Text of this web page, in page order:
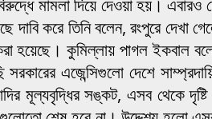
মামলা দিয়ে দেওয়া হয়।
করে তিনি বলেন, রংপুরে দেখা
হয়েছে। কুমিল্লায় পাগল
এজেন্সিগুলো দেশে
মূল্যবৃদ্ধির সঙ্কট, এসব থেকে